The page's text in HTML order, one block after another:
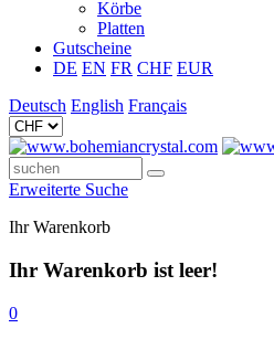
Körbe
Platten
Gutscheine
DE EN FR CHF EUR
Deutsch English Français
Erweiterte Suche
Ihr Warenkorb
Ihr Warenkorb ist leer!
0